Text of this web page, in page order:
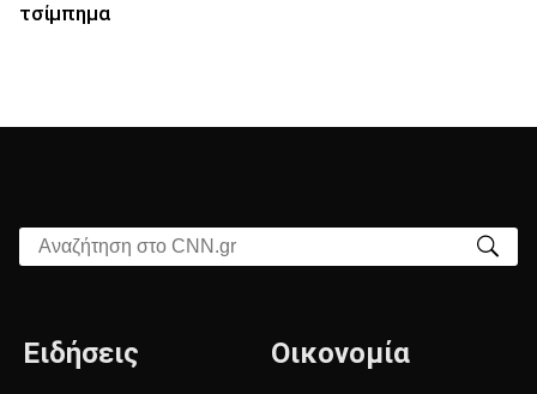
τσίμπημα
Αναζήτηση στο CNN.gr
Ειδήσεις Οικονομία